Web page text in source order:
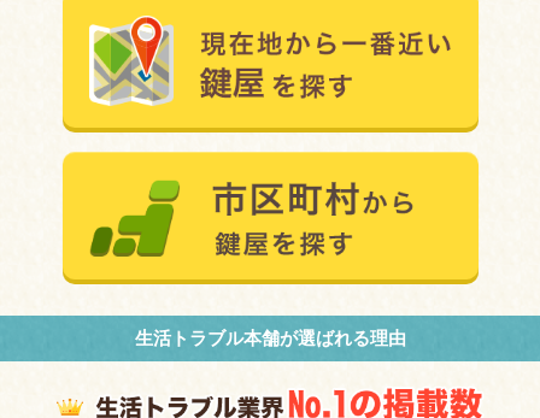
生活トラブル本舗が選ばれる理由